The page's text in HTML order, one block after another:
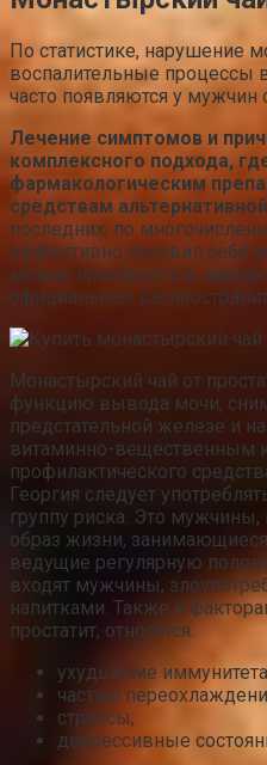
По статистике, нарушение
воспалительные процессы
часто появляются у мужчин
Лечение симптомов и
комплексного подхода,
фармакологическим
средствам
последних, по
эффективно проявил себя
можно приобрести в лавках
официальных
Монастырский чай от
функцию вывода мочи,
предстательной железе и
витаминно-вещественным
профилактического
Георгия следует
группу риска. Это
образ жизни,
ведущие регулярную
входят мужчины,
напитками. Также к
простатит, относятся:
ухудшение
частые
стрессы;
депрессивные